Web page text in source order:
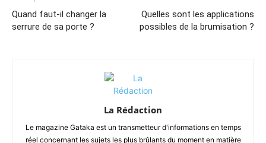
Quand faut-il changer la
serrure de sa porte ?
Quelles sont les applications
possibles de la brumisation ?
La Rédaction
Le magazine Gataka est un transmetteur d'informations en temps
réel concernant les sujets les plus brûlants du moment en matière